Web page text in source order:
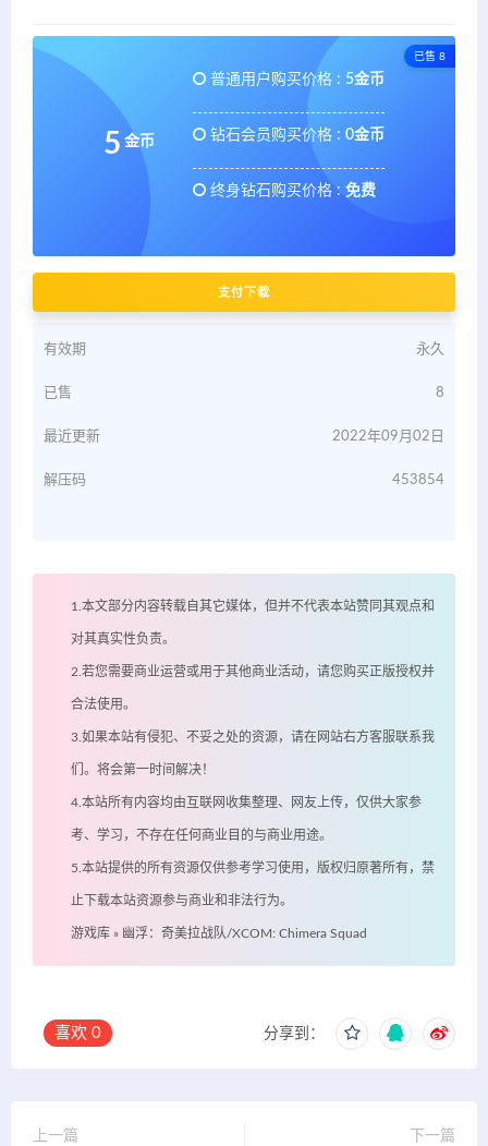
已售 8
5 金币
普通用户购买价格 : 5金币
钻石会员购买价格 : 0金币
终身钻石购买价格 : 免费
支付下载
有效期 永久
已售 8
最近更新 2022年09月02日
解压码 453854
1.本文部分内容转载自其它媒体，但并不代表本站赞同其观点和
对其真实性负责。
2.若您需要商业运营或用于其他商业活动，请您购买正版授权并
合法使用。
3.如果本站有侵犯、不妥之处的资源，请在网站右方客服联系我
们。将会第一时间解决！
4.本站所有内容均由互联网收集整理、网友上传，仅供大家参
考、学习，不存在任何商业目的与商业用途。
5.本站提供的所有资源仅供参考学习使用，版权归原著所有，禁
止下载本站资源参与商业和非法行为。
游戏库 » 幽浮：奇美拉战队/XCOM: Chimera Squad
喜欢 0 分享到：
上一篇
下一篇